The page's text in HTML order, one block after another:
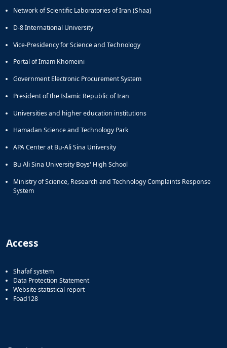
Network of Scientific Laboratories of Iran (Shaa)
D-8 International University
Vice-Presidency for Science and Technology
Portal of Imam Khomeini
Government Electronic Procurement System
President of the Islamic Republic of Iran
Universities and higher education institutions
Hamadan Science and Technology Park
APA Center at Bu-Ali Sina University
Bu Ali Sina University Boys' High School
Ministry of Science, Research and Technology Complaints Response
System
Access
Shafaf system
Data Protection Statement
Website statistical report
Foad128